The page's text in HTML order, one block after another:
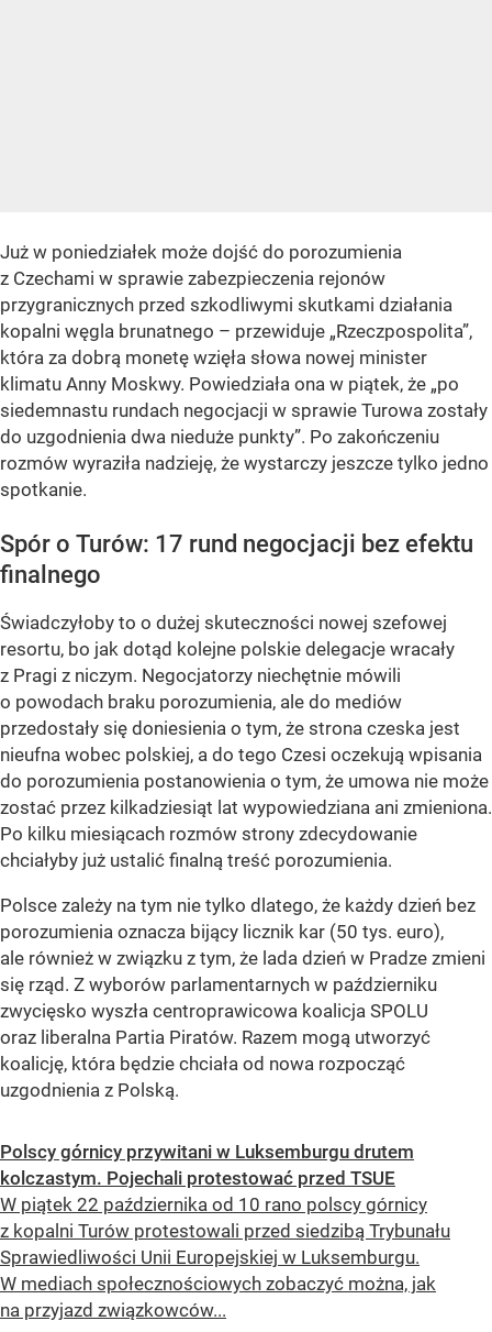
Już w poniedziałek może dojść do porozumienia
z Czechami w sprawie zabezpieczenia rejonów
przygranicznych przed szkodliwymi skutkami działania
kopalni węgla brunatnego – przewiduje „Rzeczpospolita”,
która za dobrą monetę wzięła słowa nowej minister
klimatu Anny Moskwy. Powiedziała ona w piątek, że „po
siedemnastu rundach negocjacji w sprawie Turowa zostały
do uzgodnienia dwa nieduże punkty”. Po zakończeniu
rozmów wyraziła nadzieję, że wystarczy jeszcze tylko jedno
spotkanie.
Spór o Turów: 17 rund negocjacji bez efektu
finalnego
Świadczyłoby to o dużej skuteczności nowej szefowej
resortu, bo jak dotąd kolejne polskie delegacje wracały
z Pragi z niczym. Negocjatorzy niechętnie mówili
o powodach braku porozumienia, ale do mediów
przedostały się doniesienia o tym, że strona czeska jest
nieufna wobec polskiej, a do tego Czesi oczekują wpisania
do porozumienia postanowienia o tym, że umowa nie może
zostać przez kilkadziesiąt lat wypowiedziana ani zmieniona.
Po kilku miesiącach rozmów strony zdecydowanie
chciałyby już ustalić finalną treść porozumienia.
Polsce zależy na tym nie tylko dlatego, że każdy dzień bez
porozumienia oznacza bijący licznik kar (50 tys. euro),
ale również w związku z tym, że lada dzień w Pradze zmieni
się rząd. Z wyborów parlamentarnych w październiku
zwycięsko wyszła centroprawicowa koalicja SPOLU
oraz liberalna Partia Piratów. Razem mogą utworzyć
koalicję, która będzie chciała od nowa rozpocząć
uzgodnienia z Polską.
Polscy górnicy przywitani w Luksemburgu drutem
kolczastym. Pojechali protestować przed TSUE
W piątek 22 października od 10 rano polscy górnicy
z kopalni Turów protestowali przed siedzibą Trybunału
Sprawiedliwości Unii Europejskiej w Luksemburgu.
W mediach społecznościowych zobaczyć można, jak
na przyjazd związkowców...